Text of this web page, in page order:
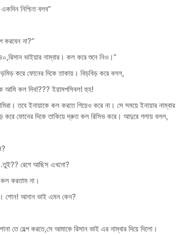
নিশ্চিত বলব”
করবেন না?”
ভাইয়ার নাম্বার। কল করে শুনে নিও।”
করে ফোনের দিকে তাকায়। বিড়বিড় করে বলল,
আমি কল দিব!??? ইয়ামপসিবল! হুহ!
তবে ইনায়াকে কল করতে গিয়েও করে না। সে সময়ে ইনায়ার
করে ফোনের দিকে তাকিয়ে দ্রুত কল রিসিভ করে। আদুরে গলায় বলল,
রেগে আছিস এখনো?
করতাম না।
শোন! আনান ভাই এমন কেন?
তে হেল্প করতে,সে আমাকে রিসান ভাই এর নাম্বার দিয়ে দিলো।